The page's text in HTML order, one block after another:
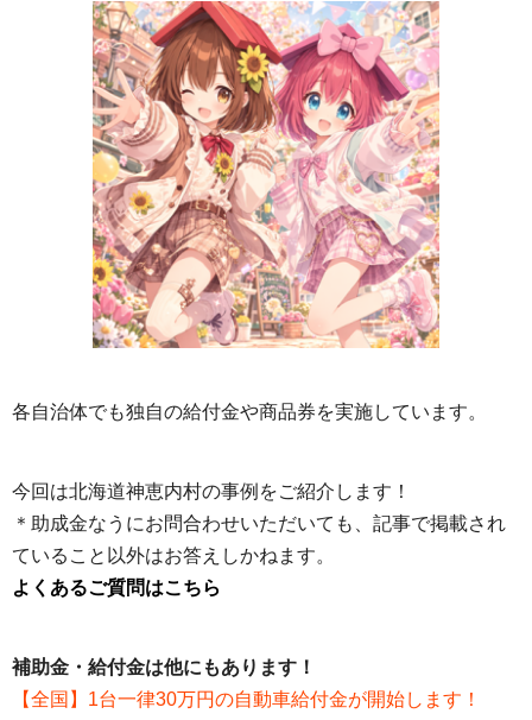
各自治体でも独自の給付金や商品券を実施しています。
今回は北海道神恵内村の事例をご紹介します！
＊助成金なうにお問合わせいただいても、記事で掲載され
ていること以外はお答えしかねます。
よくあるご質問はこちら
補助金・給付金は他にもあります！
【全国】1台一律30万円の自動車給付金が開始します！